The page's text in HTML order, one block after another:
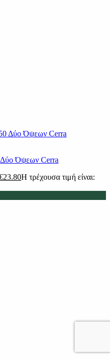
Όψεων Cerra
23.80Η τρέχουσα τιμή είναι: